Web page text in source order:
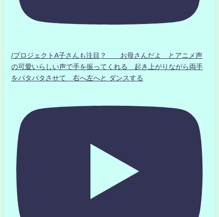
/プロジェクトA子さんも注目？ お母さんだよ とアニメ声
の可愛いらしい声で手を振ってくれる 起き上がりながら両手
をパタパタさせて 右へ左へと ダンスする